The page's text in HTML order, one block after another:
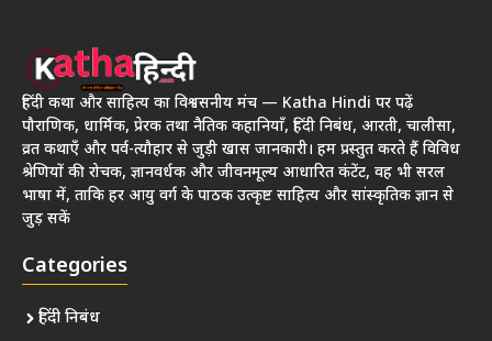
हिंदी कथा और साहित्य का विश्वसनीय मंच — Katha Hindi पर पढ़ें
पौराणिक, धार्मिक, प्रेरक तथा नैतिक कहानियाँ, हिंदी निबंध, आरती, चालीसा,
व्रत कथाएँ और पर्व-त्यौहार से जुड़ी खास जानकारी। हम प्रस्तुत करते हैं विविध
श्रेणियों की रोचक, ज्ञानवर्धक और जीवनमूल्य आधारित कंटेंट, वह भी सरल
भाषा में, ताकि हर आयु वर्ग के पाठक उत्कृष्ट साहित्य और सांस्कृतिक ज्ञान से
जुड़ सकें
Categories
हिंदी निबंध